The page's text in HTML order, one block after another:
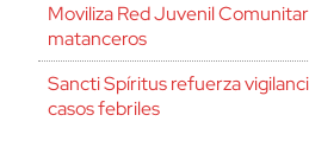
Moviliza Red Juvenil
matanceros
Sancti Spíritus refuerza
casos febriles